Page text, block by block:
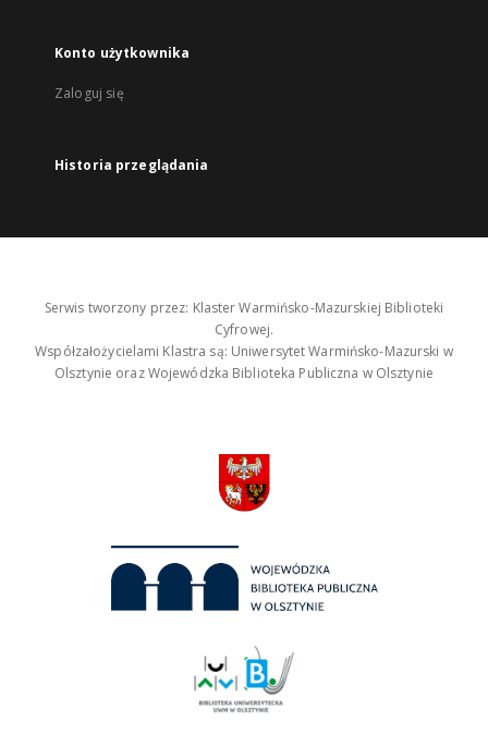
Konto użytkownika
Zaloguj się
Historia przeglądania
Serwis tworzony przez: Klaster Warmińsko-Mazurskiej Biblioteki
Cyfrowej.
Współzałożycielami Klastra są: Uniwersytet Warmińsko-Mazurski w
Olsztynie oraz Wojewódzka Biblioteka Publiczna w Olsztynie